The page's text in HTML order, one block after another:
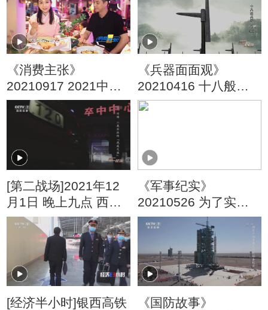
《消费主张》
20210917 2021中国
夜市全攻略：陕西西
《兵器面面观》
20210416 十八般兵
器 戟（上）
[第二战场]2021年12
月1日 晚上九点 西安
大兴医院迎来急诊高
《军事纪实》
20210526 为了实弹
飞行的梦想
[经济半小时]银西高铁
《国防故事》